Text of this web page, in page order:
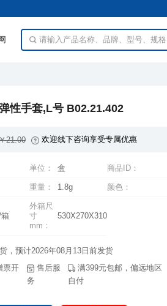
性手套,L号 B02.21.402
21.00 欢迎线下咨询享受专属优惠
单位： 盒 商品ID：
重量： 1.8g 颜色：
mm：
530X270X310
，预计2026年08月13日前发货
务 自付